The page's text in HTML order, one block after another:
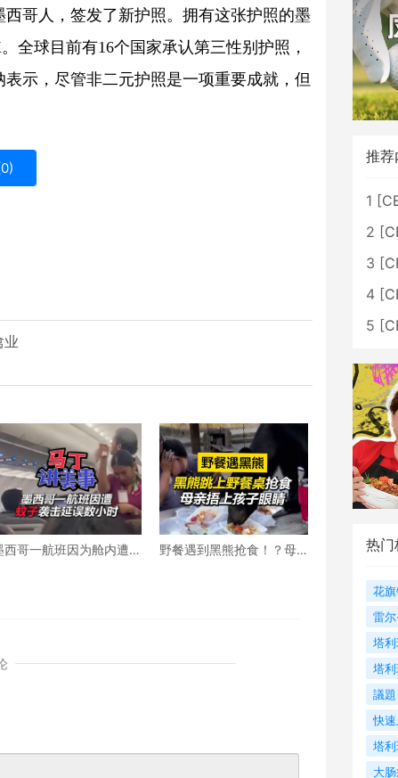
哥人，签发了新护照。拥有这张护照的墨
全球目前有16个国家承认第三性别护照，
示，尽管非二元护照是一项重要成就，但
0)
业
西哥一航班因为舱内遭
野餐遇到黑熊抢食！？母
推荐
1 [
2 [
3 [
4 [
5 [
热门
花
雷尔
塔
塔利
議題
快
塔
大